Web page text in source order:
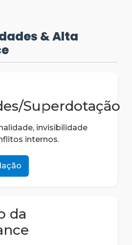
& Alta
Superdotação
invisibilidade
internos.
da